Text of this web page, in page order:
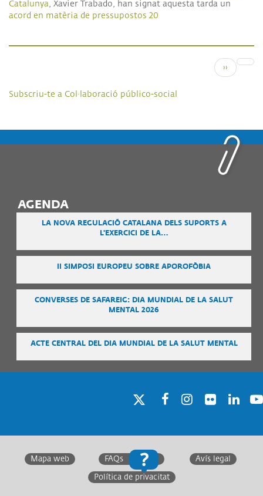
Catalunya, Xavier Trabado, han signat aquesta tarda un
acord en matèria de pressupostos 20
Pàgina
››
Subscriu-te a Col·laboració público-social
AGENDA
LA NOVA REGULACIÓ CATALANA DELS SUPORTS A
L'EXERCICI DE LA…
II SIMPOSI EUROPEU SOBRE APOROFÒBIA
CONVERSES DE SAFAREIG: DIA MUNDIAL DE LA SALUT
MENTAL 2026
ACTE CENTRAL DEL DIA MUNDIAL DE LA SALUT MENTAL
Mapa web FAQs Avís legal
Política de privacitat